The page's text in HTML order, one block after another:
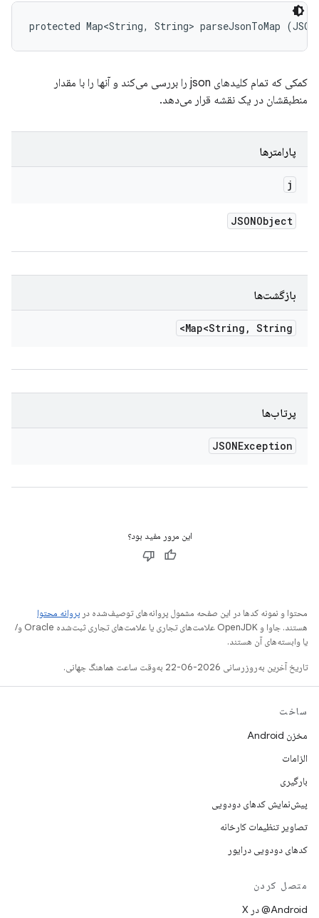
protected Map<String, String> parseJsonToMap
کمکی که تمام کلیدهای json را بررسی می‌کند و آنها را با مقدار
منطبقشان در یک نقشه قرار می‌دهد.
پارامترها
j
JSONObject
بازگشت‌ها
Map<String , String>
پرتاب‌ها
JSONException
این مرور مفید بود؟
محتوا و نمونه کدها در این صفحه مشمول پروانه‌های توصیف‌شده در پروانه محتوا
هستند. جاوا و OpenJDK علامت‌های تجاری یا علامت‌های تجاری ثبت‌شده Oracle و/
یا وابسته‌های آن هستند.
تاریخ آخرین به‌روزرسانی 2026-06-22 به‌وقت ساعت هماهنگ جهانی.
ساخت
مخزن Android
الزامات
بارگیری
پیش‌نمایش کدهای دودویی
تصاویر تنظیمات کارخانه
کدهای دودویی درایور
متصل کردن
‫‎@Android در X